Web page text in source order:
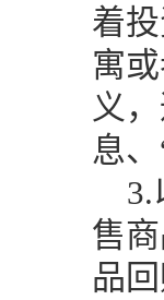
着
寓
义
息
3.
售
品